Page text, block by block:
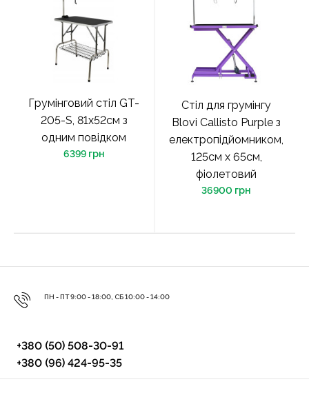
Грумінговий стіл GT-
205-S, 81х52см з
одним повідком
6399 грн
Стіл для грумінгу
Blovi Callisto Purple з
електропідйомником,
125см х 65см,
фіолетовий
36900 грн
ПН - ПТ 9:00 - 18:00, СБ 10:00 - 14:00
+380 (50) 508-30-91
+380 (96) 424-95-35